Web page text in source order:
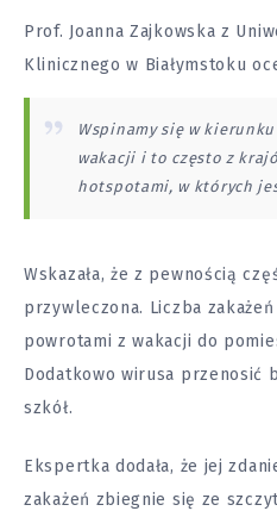
Prof. Joanna Zajkowska z
Klinicznego w Białymstoku
Wspinamy się w
wakacji i to często z
hotspotami, w których
Wskazała, że z pewnością
przywleczona. Liczba
powrotami z wakacji do
Dodatkowo wirusa przenosić
szkół.
Ekspertka dodała, że jej
zakażeń zbiegnie się ze